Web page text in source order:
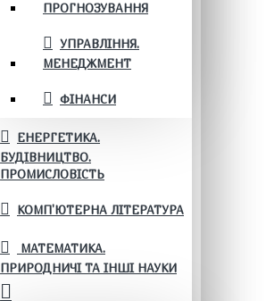
ПРОГНОЗУВАННЯ
УПРАВЛІННЯ.
МЕНЕДЖМЕНТ
ФІНАНСИ
ЕНЕРГЕТИКА.
БУДІВНИЦТВО.
ПРОМИСЛОВІСТЬ
КОМП'ЮТЕРНА ЛІТЕРАТУРА
МАТЕМАТИКА.
ПРИРОДНИЧІ ТА ІНШІ НАУКИ